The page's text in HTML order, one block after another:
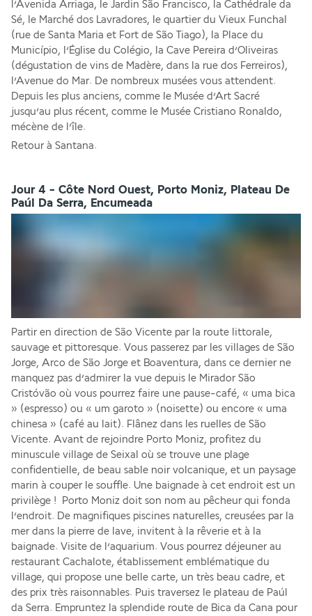
l’Avenida Arriaga, le Jardin São Francisco, la Cathédrale da
Sé, le Marché dos Lavradores, le quartier du Vieux Funchal
(rue de Santa Maria et Fort de São Tiago), la Place du
Município, l’Église du Colégio, la Cave Pereira d’Oliveiras
(dégustation de vins de Madère, dans la rue dos Ferreiros),
l’Avenue do Mar. De nombreux musées vous attendent.
Depuis les plus anciens, comme le Musée d’Art Sacré
jusqu’au plus récent, comme le Musée Cristiano Ronaldo,
mécène de l’île.
Retour à Santana.
Jour 4 - Côte Nord Ouest, Porto Moniz, Plateau De
Paúl Da Serra, Encumeada
Partir en direction de São Vicente par la route littorale,
sauvage et pittoresque. Vous passerez par les villages de São
Jorge, Arco de São Jorge et Boaventura, dans ce dernier ne
manquez pas d’admirer la vue depuis le Mirador São
Cristóvão où vous pourrez faire une pause-café, « uma bica
» (espresso) ou « um garoto » (noisette) ou encore « uma
chinesa » (café au lait). Flânez dans les ruelles de São
Vicente. Avant de rejoindre Porto Moniz, profitez du
minuscule village de Seixal où se trouve une plage
confidentielle, de beau sable noir volcanique, et un paysage
marin à couper le souffle. Une baignade à cet endroit est un
privilège !  Porto Moniz doit son nom au pêcheur qui fonda
l’endroit. De magnifiques piscines naturelles, creusées par la
mer dans la pierre de lave, invitent à la rêverie et à la
baignade. Visite de l’aquarium. Vous pourrez déjeuner au
restaurant Cachalote, établissement emblématique du
village, qui propose une belle carte, un très beau cadre, et
des prix très raisonnables. Puis traversez le plateau de Paúl
da Serra. Empruntez la splendide route de Bica da Cana pour